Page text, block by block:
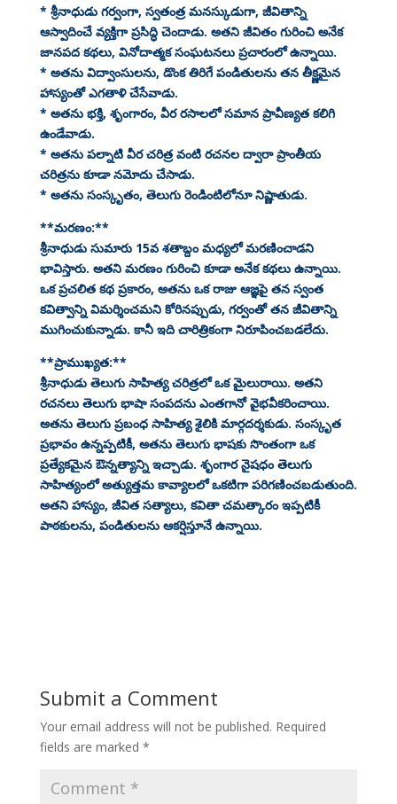
* శ్రీనాధుడు గర్వంగా, స్వతంత్ర మనస్కుడుగా, జీవితాన్ని
ఆస్వాదించే వ్యక్తిగా ప్రసిద్ధి చెందాడు. అతని జీవితం గురించి అనేక
జానపద కథలు, వినోదాత్మక సంఘటనలు ప్రచారంలో ఉన్నాయి.
* అతను విద్వాంసులను, డొంక తిరిగే పండితులను తన తీక్ష్ణమైన
హాస్యంతో ఎగతాళి చేసేవాడు.
* అతను భక్తి, శృంగారం, వీర రసాలలో సమాన ప్రావీణ్యత కలిగి
ఉండేవాడు.
* అతను పల్నాటి వీర చరిత్ర వంటి రచనల ద్వారా ప్రాంతీయ
చరిత్రను కూడా నమోదు చేసాడు.
* అతను సంస్కృతం, తెలుగు రెండింటిలోనూ నిష్ణాతుడు.
**మరణం:**
శ్రీనాధుడు సుమారు 15వ శతాబ్దం మధ్యలో మరణించాడని
భావిస్తారు. అతని మరణం గురించి కూడా అనేక కథలు ఉన్నాయి.
ఒక ప్రచలిత కథ ప్రకారం, అతను ఒక రాజు ఆజ్ఞపై తన స్వంత
కవిత్వాన్ని విమర్శించమని కోరినప్పుడు, గర్వంతో తన జీవితాన్ని
ముగించుకున్నాడు. కానీ ఇది చారిత్రికంగా నిరూపించబడలేదు.
**ప్రాముఖ్యత:**
శ్రీనాధుడు తెలుగు సాహిత్య చరిత్రలో ఒక మైలురాయి. అతని
రచనలు తెలుగు భాషా సంపదను ఎంతగానో వైభవీకరించాయి.
అతను తెలుగు ప్రబంధ సాహిత్య శైలికి మార్గదర్శకుడు. సంస్కృత
ప్రభావం ఉన్నప్పటికీ, అతను తెలుగు భాషకు సొంతంగా ఒక
ప్రత్యేకమైన ఔన్నత్యాన్ని ఇచ్చాడు. శృంగార నైషధం తెలుగు
సాహిత్యంలో అత్యుత్తమ కావ్యాలలో ఒకటిగా పరిగణించబడుతుంది.
అతని హాస్యం, జీవిత సత్యాలు, కవితా చమత్కారం ఇప్పటికీ
పాఠకులను, పండితులను ఆకర్షిస్తూనే ఉన్నాయి.
Submit a Comment
Your email address will not be published. Required
fields are marked *